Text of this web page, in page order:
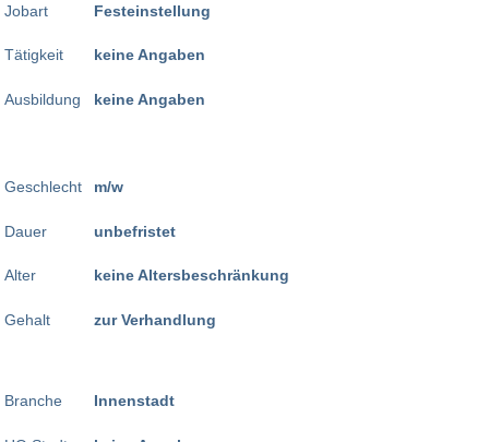
Jobart
Tätigkeit
Ausbildung
Geschlecht
Dauer
Alter
Gehalt
Festeinstellung
keine Angaben
keine Angaben
m/w
unbefristet
keine Altersbeschränkung
zur Verhandlung
Branche Innenstadt